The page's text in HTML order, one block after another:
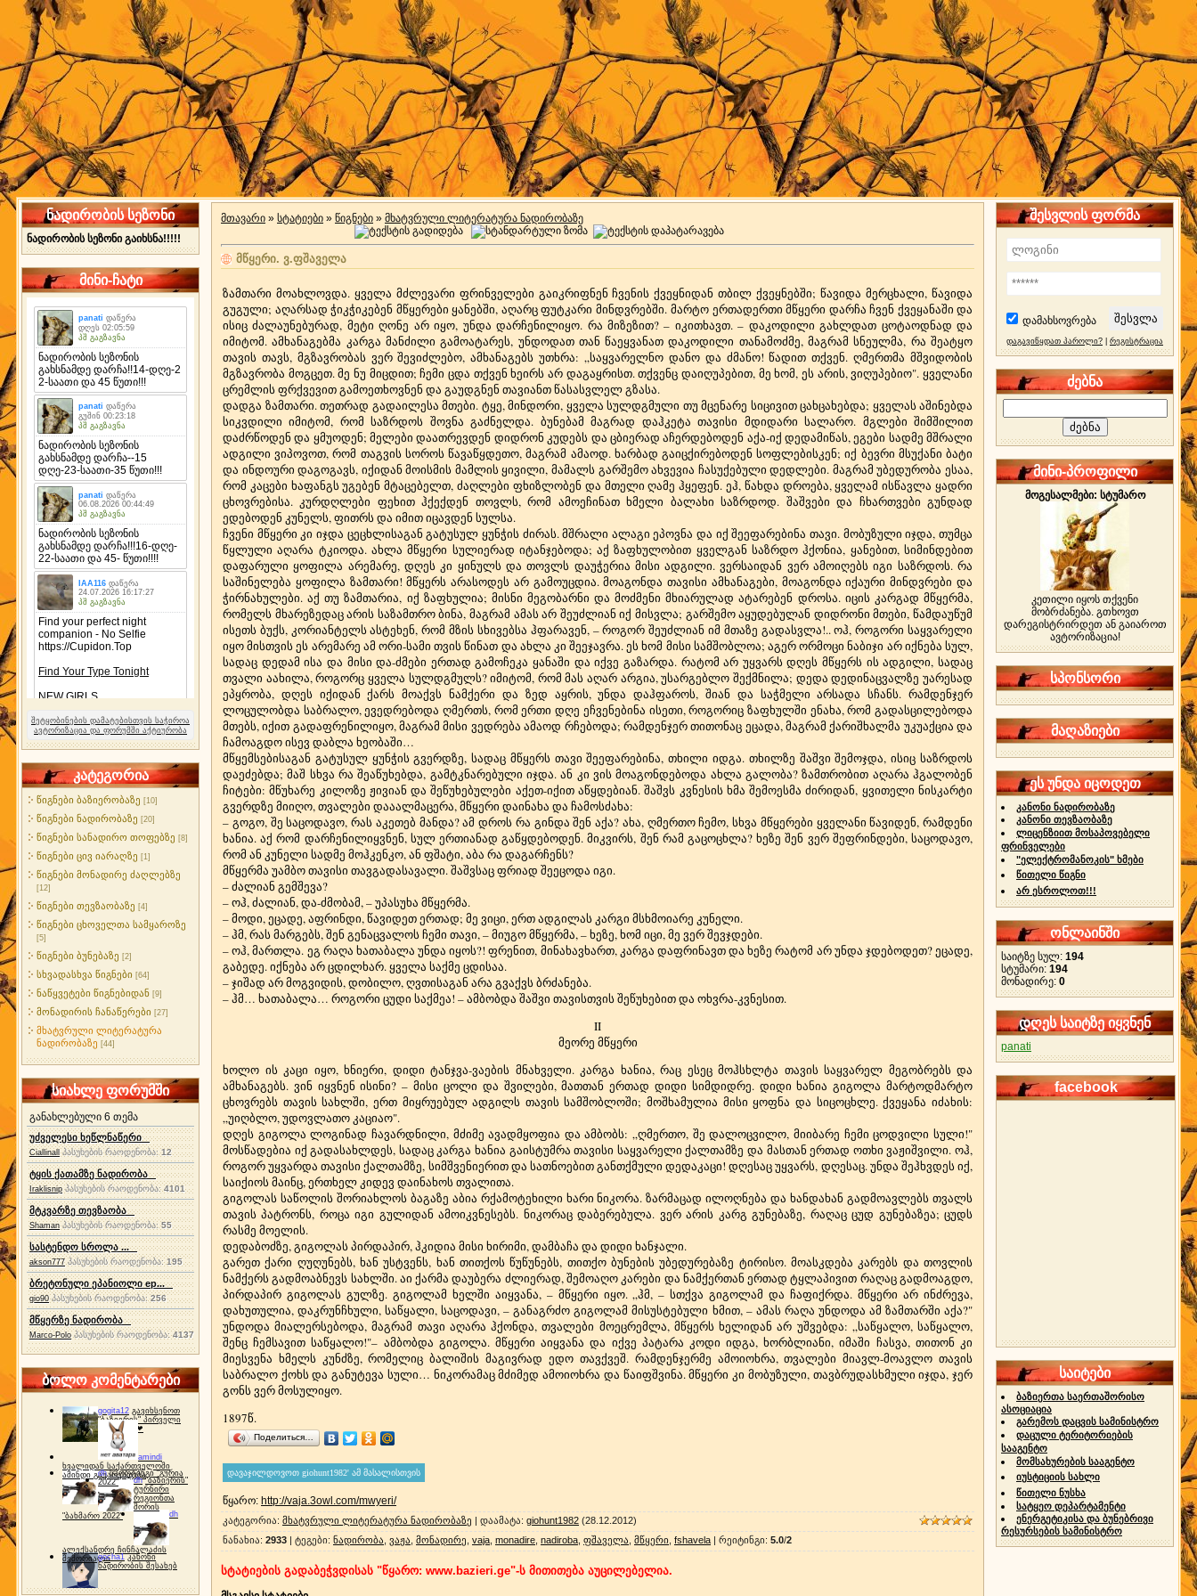
ნადირობის სეზონი
ნადირობის სეზონი გაიხსნა!!!!!
მინი-ჩატი
შეტყობინების დამატებისთვის საჭიროა
ავტორიზაცია და ფორუმში აქტიურობა
კატეგორია
წიგნები ბაზიერობაზე [10]
წიგნები ნადირობაზე [20]
წიგნები სანადირო თოფებზე [8]
წიგნები ცივ იარაღზე [1]
წიგნები მონადირე ძაღლებზე
[12]
წიგნები თევზაობაზე [4]
წიგნები ცხოველთა სამყაროზე
[5]
წიგნები ბუნებაზე [2]
სხვადასხვა წიგნები [64]
ნაწყვეტები წიგნებიდან [9]
მონადირის ჩანაწერები [27]
მხატვრული ლიტერატურა
ნადირობაზე [44]
სიახლე ფორუმში
განახლებული 6 თემა
უძველესი ხეწლნაწერი
Ciallinall პასუხების რაოდენობა:12
ტყის ქათამზე ნადირობა
Iraklisnip პასუხების რაოდენობა: 4101
მტკვარზე თევზაობა
Shaman პასუხების რაოდენობა:55
სასტენდო სროლა ...
akson777 პასუხების რაოდენობა:195
ბრეტონული ეპანიოლი ep...
gio90 პასუხების რაოდენობა:256
მწყერზე ნადირობა
Marco-Polo პასუხების რაოდენობა:4137
ბოლო კომენტარები
gogita12 გავიხსენოთ
"ბაზიერის" პირველი
ტურნირი ❤
amindi
ხვალიდან საქართველოში
ამინდი გაუარესდება
dh სპორტინგი "გურია
2022"
dh "ბაზიერის"
ტურნირი
რეგიონთა
შორის
"ბახმარო 2022"
dh
ალექსანდრე ჩინჩალაძის
მემორიალიgocha1 კანონი
ნადირობის შესახებ
მთავარი » სტატიები » წიგნები » მხატვრული ლიტერატურა ნადირობაზე
მწყერი. ვ.ფშაველა
ზამთარი მოახლოვდა. ყველა მძლევარი ფრინველები გაიკრიფნენ ჩვენის ქვეყნიდან თბილ ქვეყნებში; წავიდა მერცხალი, წავიდა
გუგული; აღარსად ჭიკჭიკებენ მწყერები ყანებში, აღარც ფუტკარი მინდვრებში.მარტო ერთადერთი მწყერი დარჩა ჩვენ ქვეყანაში და
ისიც ძალაუნებურად, მეტი ღონე არ იყო, უნდა დარჩენილიყო. რა მიზეზით? – იკითხავთ. – დაკოდილი გახლდათ ცოტაოდნად და
იმიტომ. ამხანაგებმა კარგა მანძილი გამოატარეს, უნდოდათ თან წაეყვანათ დაკოდილი თანამოძმე, მაგრამ სნეულმა, რა შეატყო
თავის თავს, მგზავრობას ვერ შევიძლებო, ამხანაგებს უთხრა: „საყვარელნო დანო და ძმანო! წადით თქვენ. ღმერთმა მშვიდობის
მგზავრობა მოგცეთ. მე ნუ მიცდით; ჩემი ცდა თქვენ ხეირს არ დაგაყრისთ. თქვენც დაიღუპებით, მე ხომ, ეს არის, ვიღუპებიო". ყველანი
ცრემლის ფრქვევით გამოეთხოვნენ და გაუდგნენ თავიანთ წასასვლელ გზასა.
დადგა ზამთარი. თეთრად გადაილესა მთები. ტყე, მინდორი, ყველა სულდგმული თუ მცენარე სიცივით ცახცახებდა; ყველას აშინებდა
სიკვდილი იმიტომ, რომ საზრდოს შოვნა გაძნელდა. ბუნებამ მაგრად დაჰკეტა თავისი მდიდარი სალარო. მგლები შიმშილით
დაძრწოდენ და ყმუოდენ; მელები დაათრევდენ დიდრონ კუდებს და ცბიერად აჩერდებოდენ აქა-იქ დედამიწას, ეგები სადმე მშრალი
ადგილი ვიპოვოთ, რომ თაგვის სოროს წავაწყდეთო, მაგრამ ამაოდ. ხარბად გაიცქირებოდენ სოფლებისკენ; იქ ბევრი მსუქანი ბატი
და ინდოური დაგოგავს, იქიდან მოისმის მამლის ყივილი, მამალს გარშემო ახვევია ჩასუქებული დედლები. მაგრამ უბედურობა ესაა,
რომ კაცები ხაფანგს უგებენ მტაცებელთ, ძაღლები ფხიზლობენ და მთელი ღამე ჰყეფენ. ეჰ, წახდა დროება, ყველამ ისწავლა ყადრი
ცხოვრებისა. კურდღლები ფეხით ჰქექდენ თოვლს, რომ ამოეჩინათ ხმელი ბალახი საზრდოდ. შაშვები და ჩხართვები გუნდად
ედებოდენ კუნელს, ფითრს და იმით იცავდენ სულსა.
ჩვენი მწყერი კი იჯდა ცეცხლისაგან გატუსულ ყუნჭის ძირას. მშრალი ალაგი ეპოვნა და იქ შეეფარებინა თავი. მობუზული იჯდა, თუმცა
წყლული აღარა ტკიოდა. ახლა მწყერი სულიერად იტანჯებოდა; აქ ზაფხულობით ყველგან საზრდო ჰქონია, ყანებით, სიმინდებით
დაფარული ყოფილა არემარე, დღეს კი ყინულს და თოვლს დაუჭერია მისი ადგილი. ვერსაიდან ვერ ამოიღებს იგი საზრდოს. რა
საშინელება ყოფილა ზამთარი! მწყერს არასოდეს არ გამოუცდია. მოაგონდა თავისი ამხანაგები, მოაგონდა იქაური მინდვრები და
ჭირნახულები. აქ თუ ზამთარია, იქ ზაფხულია; მისნი მეგობარნი და მოძმენი მხიარულად ატარებენ დროსა. იცის კარგად მწყერმა,
რომელს მხარეზედაც არის საზამთრო ბინა, მაგრამ ამას არ შეუძლიან იქ მისვლა; გარშემო აყუდებულან დიდრონი მთები, წამდაუწუმ
ისეთს ბუქს, კორიანტელს ასტეხენ, რომ მზის სხივებსა ჰფარავენ, – როგორ შეუძლიან იმ მთაზე გადასვლა!.. ოჰ, როგორი საყვარელი
იყო მისთვის ეს არემარე ამ ორი-სამი თვის წინათ და ახლა კი შეეჯავრა. ეს ხომ მისი სამშობლოა; აგერ ორმოცი ნაბიჯი არ იქნება სულ,
სადაც დედამ ისა და მისი და-ძმები ერთად გამოჩეკა ყანაში და იქვე გაზარდა. რატომ არ უყვარს დღეს მწყერს ის ადგილი, სადაც
თვალი აახილა, როგორც ყველა სულდგმულს? იმიტომ, რომ მას აღარ არგია, უსარგებლო შექმნილა; დედა დედინაცვალზე უარესად
ეპყრობა, დღეს იქიდან ქარს მოაქვს ნამქერი და ზედ აყრის, უნდა დაჰფაროს, შიან და საჭმელი არსადა სჩანს. რამდენჯერ
ლოცულობდა საბრალო, ევედრებოდა ღმერთს, რომ ერთი დღე ეჩვენებინა ისეთი, როგორიც ზაფხულში ენახა, რომ გადასცილებოდა
მთებს, იქით გადაფრენილიყო, მაგრამ მისი ვედრება ამაოდ რჩებოდა; რამდენჯერ თითონაც ეცადა, მაგრამ ქარიშხალმა უკუაქცია და
ჩამოაგდო ისევ დაბლა ხეობაში…
მწყემსებისაგან გატუსულ ყუნჭის გვერდზე, სადაც მწყერს თავი შეეფარებინა, თხილი იდგა. თხილზე შაშვი შემოჯდა, ისიც საზრდოს
დაეძებდა; მაშ სხვა რა შეაწუხებდა, გამტკნარებული იჯდა. ან კი ვის მოაგონდებოდა ახლა გალობა? ზამთრობით აღარა ჰგალობენ
ჩიტები: მწუხარე კილოზე ჟივიან და შეწუხებულები აქეთ-იქით აწყდებიან. შაშვს კვნესის ხმა შემოესმა ძირიდან, ყვითელი ნისკარტი
გვერდზე მიიღო, თვალები დააალმაცერა, მწყერი დაინახა და ჩამოსძახა:
– გოგო, შე საცოდავო, რას აკეთებ მანდა? ამ დროს რა გინდა შენ აქა? ახა, ღმერთო ჩემო, სხვა მწყერები ყველანი წავიდენ, რამდენი
ხანია. აქ რომ დარჩენილიყვნენ, სულ ერთიანად გაწყდებოდენ. მიკვირს, შენ რამ გაცოცხლა? ხეზე შენ ვერ შეფრინდები, საცოდავო,
რომ ან კუნელი სადმე მოჰკენკო, ან ფშატი, აბა რა დაგარჩენს?
მწყერმა უამბო თავისი თავგადასავალი. შაშვსაც ფრიად შეეცოდა იგი.
– ძალიან გემშევა?
– ოჰ, ძალიან, და-ძმობამ, – უპასუხა მწყერმა.
– მოდი, ეცადე, აფრინდი, წავიდეთ ერთად; მე ვიცი, ერთ ადგილას კარგი მსხმოიარე კუნელი.
– ჰმ, რას მარგებს, შენ გენაცვალოს ჩემი თავი, – მიუგო მწყერმა, – ხეზე, ხომ იცი, მე ვერ შევჯდები.
– ოჰ, მართლა. ეგ რაღა ხათაბალა უნდა იყოს?! ფრენით, მინახავხართ, კარგა დაფრინავთ და ხეზე რატომ არ უნდა ჯდებოდეთ? ეცადე,
გაბედე. იქნება არ ცდილხარ. ყველა საქმე ცდისაა.
– ჯიშად არ მოგვიდის, დობილო, ღვთისაგან არა გვაქვს ბრძანება.
– ჰმ… ხათაბალა… როგორი ცუდი საქმეა! – ამბობდა შაშვი თავისთვის შეწუხებით და ოხვრა-კვნესით.
II
მეორე მწყერი
ხოლო ის კაცი იყო, ხნიერი, დიდი ტანჯვა-ვაების მნახველი. კარგა ხანია, რაც ესეც მოჰსხლტა თავის საყვარელ მეგობრებს და
ამხანაგებს. ვინ იყვნენ ისინი? – მისი ცოლი და შვილები, მათთან ერთად დიდი სიმდიდრე. დიდი ხანია გიგოლა მარტოდმარტო
ცხოვრებს თავის სახლში, ერთ მიყრუებულ ადგილს თავის სამშობლოში; მოშხამულია მისი ყოფნა და სიცოცხლე. ქვეყანა იძახის:
„უიღბლო, უდოვლათო კაციაო".
დღეს გიგოლა ლოგინად ჩავარდნილი, მძიმე ავადმყოფია და ამბობს: „ღმერთო, შე დალოცვილო, მიიბარე ჩემი ცოდვილი სული!"
მოსწადებია იქ გადასახლდეს, სადაც კარგა ხანია გაისტუმრა თავისი საყვარელი ქალთამზე და მასთან ერთად ოთხი ვაჟიშვილი. ოჰ,
როგორ უყვარდა თავისი ქალთამზე, სიმშვენიერით და სათნოებით განთქმული დედაკაცი! დღესაც უყვარს, დღესაც. უნდა შეჰხვდეს იქ,
საიქიოს მაინც, ერთხელ კიდევ დაინახოს თვალითა.
გიგოლას საწოლის შორიახლოს ბაგაზე აბია რქამოტეხილი ხარი ნიკორა. ზარმაცად ილოღნება და ხანდახან გადმოავლებს თვალს
თავის პატრონს, როცა იგი გულიდან ამოიკვნესებს. ნიკორაც დაბერებულა. ვერ არის კარგ გუნებაზე, რაღაც ცუდ გუნებაზეა; ცუდს
რასმე მოელის.
დედაბოძზე, გიგოლას პირდაპირ, ჰკიდია მისი ხირიმი, დამბაჩა და დიდი ხანჯალი.
გარეთ ქარი ღუღუნებს, ხან უსტვენს, ხან თითქოს წუწუნებს, თითქო ბუნების უბედურებაზე ტირისო. მოასკდება კარებს და თოვლის
ნამქერს გადმოაბნევს სახლში. აი ქარმა დაუბერა ძლიერად, შემოაღო კარები და ნამქერთან ერთად ტყლაპივით რაღაც გადმოაგდო,
პირდაპირ გიგოლას გულზე. გიგოლამ ხელში აიყვანა, – მწყერი იყო. „ჰმ, – სთქვა გიგოლამ და ჩაფიქრდა. მწყერი არ ინძრევა,
დახუთულია, დაკრუნჩხული, საწყალი, საცოდავი, – განაგრძო გიგოლამ მისუსტებული ხმით, – ამას რაღა უნდოდა ამ ზამთარში აქა?"
უნდოდა მიალერსებოდა, მაგრამ თავი აღარა ჰქონდა, თვალები მოეცრემლა, მწყერს ხელიდან არ უშვებდა: „საწყალო, საწყალო,
შენც ჩემსავით საწყალო!"– ამბობდა გიგოლა. მწყერი აიყვანა და იქვე პატარა კოდი იდგა, ხორბლიანი, იმაში ჩასვა, თითონ კი
მიესვენა ხმელს კუნძზე, რომელიც ბალიშის მაგივრად ედო თავქვეშ. რამდენჯერმე ამოიოხრა, თვალები მიავლ-მოავლო თავის
საბრალო ქოხს და განუტევა სული… ნიკორამაც მძიმედ ამოიოხრა და წაიფშვინა. მწყერი კი მობუზული, თავბრუდასხმული იჯდა, ჯერ
გონს ვერ მოსულიყო.
1897წ.
Поделиться…
წყარო: http://vaja.3owl.com/mwyeri/
კატეგორია: მხატვრული ლიტერატურა ნადირობაზე | დაამატა: giohunt1982 (28.12.2012)
ნანახია: 2933 | ტეგები: ნადირობა ვაჟა მონადირე vaja monadire nadiroba ფშაველა მწყერი fshavela | რეიტინგი: 5.0/2
სტატიების გადაბეჭვდისას "წყარო: www.bazieri.ge"-ს მითითება აუცილებელია.
შესვლის ფორმა
დამახსოვრება
დაგავიწყდათ პაროლი? რეგისტრაცია
ძებნა
მინი-პროფილი
მოგესალმები: სტუმარო
კეთილი იყოს თქვენი
მობრძანება. გთხოვთ
დარეგისტრირდეთ ან გაიაროთ
ავტორიზაცია!
სპონსორი
მაღაზიები
ეს უნდა იცოდეთ
კანონი ნადირობაზე
კანონი თევზაობაზე
ლიცენზიით მოსაპოვებელი
ფრინველები
"ელექტრომანოკის" ხმები
წითელი წიგნი
არ ესროლოთ!!!
ონლაინში
საიტზე სულ: 194
სტუმარი: 194
მონადირე: 0
დღეს საიტზე იყვნენ
panati
facebook
საიტები
ბაზიერთა საერთაშორისო
ასოციაცია
გარემოს დაცვის სამინისტრო
დაცული ტერიტორიების
სააგენტო
მომსახურების სააგენტო
იუსტიციის სახლი
წითელი ნუსხა
სატყეო დეპარტამენტი
ენერგეტიკისა და ბუნებრივი
რესურსების სამინისტრო